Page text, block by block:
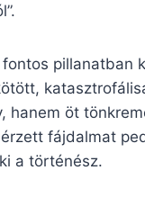
fontos pillanatban
hanem öt
fájdalmat
a történész.